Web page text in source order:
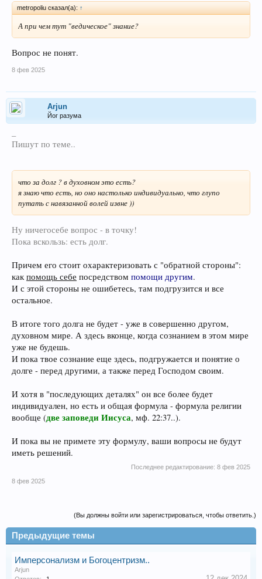
metropoliu сказал(а): ↑
А при чем тут "ведическое" знание?
Вопрос не понят.
8 фев 2025
Arjun
Йог разума
Пишут по теме..
что за долг ? в духовном это есть?
я знаю что есть, но оно настолько индивидуально, что глупо
путать с навязанной волей извне ))
Ну ничегосебе вопрос - в точку!
Пока вскользь: есть долг.
Причем его стоит охарактеризовать с "обратной стороны":
какпомощь себе посредством помощи другим.
И с этой стороны не ошибетесь, там подгрузится и все
остальное.
В итоге того долга не будет - уже в совершенно другом,
духовном мире. А здесь вконце, когда сознанием в этом мире
уже не будешь.
И пока твое сознание еще здесь, подгружается и понятие о
долге - перед другими, а также перед Господом своим.
И хотя в "последующих деталях" он все более будет
индивидуален, но есть и общая формула - формула религии
вообще (две заповеди Иисуса, мф. 22:37..).
И пока вы не примете эту формулу, ваши вопросы не будут
иметь решений.
Последнее редактирование: 8 фев 2025
8 фев 2025
(Вы должны войти или зарегистрироваться, чтобы ответить.)
Предыдущие темы
Имперсонализм и Богоцентризм..
Arjun